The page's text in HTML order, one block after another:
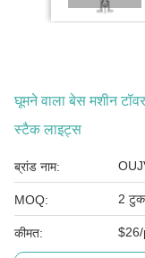
घूमने वाला बेस मशीन
स्टैक लाइट्स
ब्रांड नाम:
MOQ: 2
कीमत: